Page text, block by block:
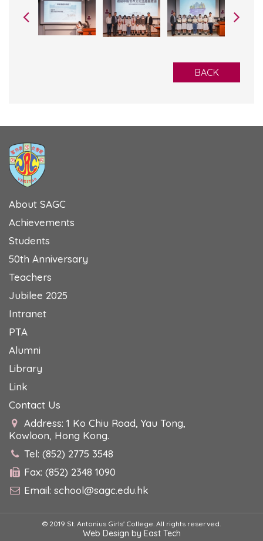
BACK
About SAGC
Achievements
Students
50th Anniversary
Teachers
Jubilee 2025
Intranet
PTA
Alumni
Library
Link
Contact Us
Address: 1 Ko Chiu Road, Yau Tong,
Kowloon, Hong Kong.
Tel: (852) 2775 3548
Fax: (852) 2348 1090
Email: school@sagc.edu.hk
© 2019 St. Antonius Girls' College. All rights reserved.
Web Design by East Tech